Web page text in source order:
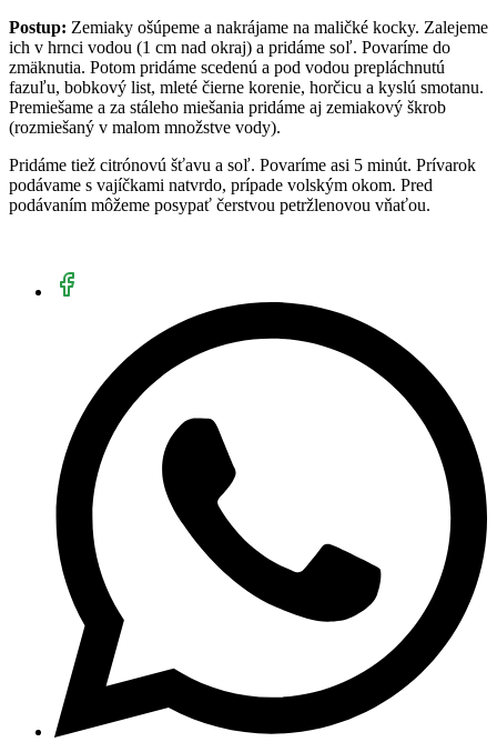
Postup: Zemiaky ošúpeme a nakrájame na maličké kocky. Zalejeme
ich v hrnci vodou (1 cm nad okraj) a pridáme soľ. Povaríme do
zmäknutia. Potom pridáme scedenú a pod vodou prepláchnutú
fazuľu, bobkový list, mleté čierne korenie, horčicu a kyslú smotanu.
Premiešame a za stáleho miešania pridáme aj zemiakový škrob
(rozmiešaný v malom množstve vody).
Pridáme tiež citrónovú šťavu a soľ. Povaríme asi 5 minút. Prívarok
podávame s vajíčkami natvrdo, prípade volským okom. Pred
podávaním môžeme posypať čerstvou petržlenovou vňaťou.